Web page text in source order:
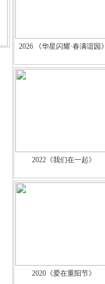
2026 《华星闪耀·春满谊园》
2022《我们在一起》
2020《爱在重阳节》